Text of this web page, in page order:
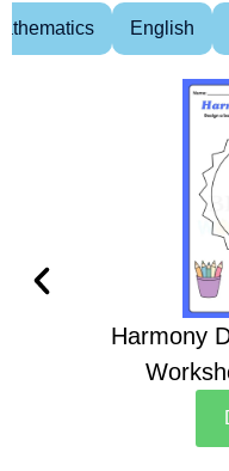
English
Harmony